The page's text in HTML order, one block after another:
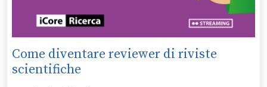
Come diventare reviewer di riviste
scientifiche